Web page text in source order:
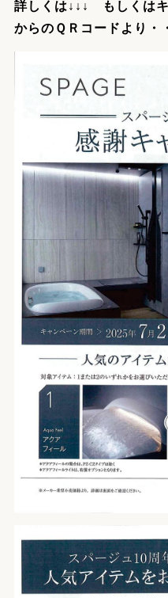
詳しくは↓↓↓ もしくは
からのＱＲコードより・